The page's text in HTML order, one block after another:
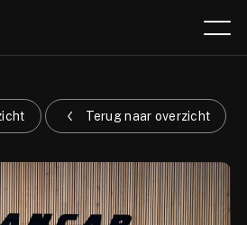
Aanbod
Over ons
Terug naar overzicht